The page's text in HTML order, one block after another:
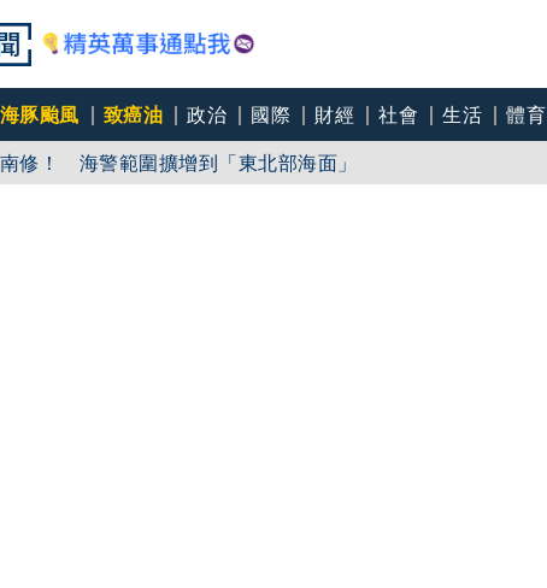
豚颱風 致癌油 政治 國際 財經 社會 生活 體育
agnès b.推Humanitarian系列 「give love」成今夏最暖時尚宣言
修！ 海警範圍擴增到「東北部海面」